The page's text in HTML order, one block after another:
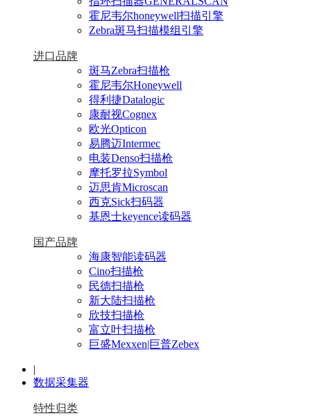
霍尼韦尔honeywell扫描引擎
Zebra斑马扫描模组引擎
进口品牌
斑马Zebra扫描枪
霍尼韦尔Honeywell
得利捷Datalogic
康耐视Cognex
欧光Opticon
易腾迈Intermec
电装Denso扫描枪
摩托罗拉Symbol
迈思肯Microscan
西克Sick扫码器
基恩士keyence读码器
国产品牌
海康智能读码器
Cino扫描枪
民德扫描枪
新大陆扫描枪
欣技扫描枪
富立叶扫描枪
巨盛Mexxen|巨普Zebex
|
数据采集器
特性归类